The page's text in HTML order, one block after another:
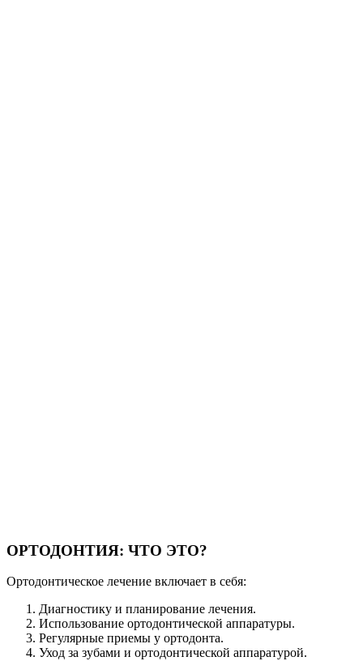
ОРТОДОНТИЯ: ЧТО ЭТО?
Ортодонтическое лечение включает в себя:
Диагностику и планирование лечения.
Использование ортодонтической аппаратуры.
Регулярные приемы у ортодонта.
Уход за зубами и ортодонтической аппаратурой.